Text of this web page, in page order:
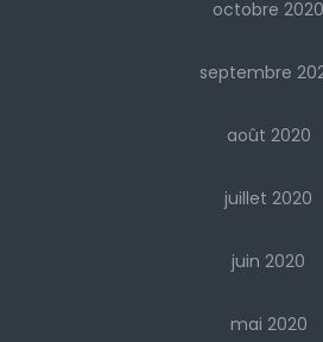
octobre 2020
septembre
août 2020
juillet 2020
juin 2020
mai 2020